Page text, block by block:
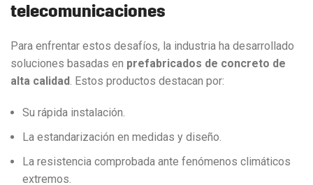
telecomunicaciones
Para enfrentar estos desafíos, la industria ha desarrollado
soluciones basadas en prefabricados de concreto de
alta calidad . Estos productos destacan por:
Su rápida instalación.
La estandarización en medidas y diseño.
La resistencia comprobada ante fenómenos climáticos
extremos.